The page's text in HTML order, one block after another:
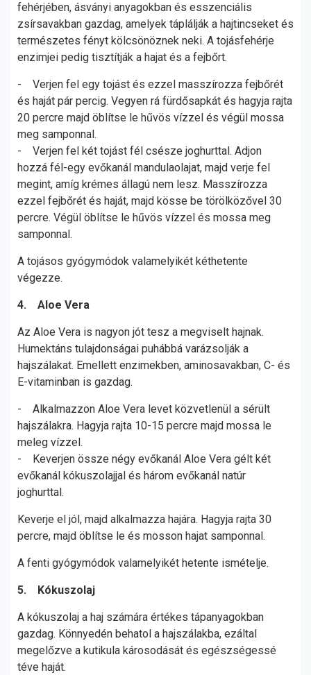
fehérjében, ásványi anyagokban és esszenciális
zsírsavakban gazdag, amelyek táplálják a hajtincseket és
természetes fényt kölcsönöznek neki. A tojásfehérje
enzimjei pedig tisztítják a hajat és a fejbőrt.
- Verjen fel egy tojást és ezzel masszírozza fejbőrét
és haját pár percig. Vegyen rá fürdősapkát és hagyja rajta
20 percre majd öblítse le hűvös vízzel és végül mossa
meg samponnal.
- Verjen fel két tojást fél csésze joghurttal. Adjon
hozzá fél-egy evőkanál mandulaolajat, majd verje fel
megint, amíg krémes állagú nem lesz. Masszírozza
ezzel fejbőrét és haját, majd kösse be törölközővel 30
percre. Végül öblítse le hűvös vízzel és mossa meg
samponnal.
A tojásos gyógymódok valamelyikét kéthetente
végezze.
4. Aloe Vera
Az Aloe Vera is nagyon jót tesz a megviselt hajnak.
Humektáns tulajdonságai puhábbá varázsolják a
hajszálakat. Emellett enzimekben, aminosavakban, C- és
E-vitaminban is gazdag.
- Alkalmazzon Aloe Vera levet közvetlenül a sérült
hajszálakra. Hagyja rajta 10-15 percre majd mossa le
meleg vízzel.
- Keverjen össze négy evőkanál Aloe Vera gélt két
evőkanál kókuszolajjal és három evőkanál natúr
joghurttal.
Keverje el jól, majd alkalmazza hajára. Hagyja rajta 30
percre, majd öblítse le és mosson hajat samponnal.
A fenti gyógymódok valamelyikét hetente ismételje.
5. Kókuszolaj
A kókuszolaj a haj számára értékes tápanyagokban
gazdag. Könnyedén behatol a hajszálakba, ezáltal
megelőzve a kutikula károsodását és egészségessé
téve haját.